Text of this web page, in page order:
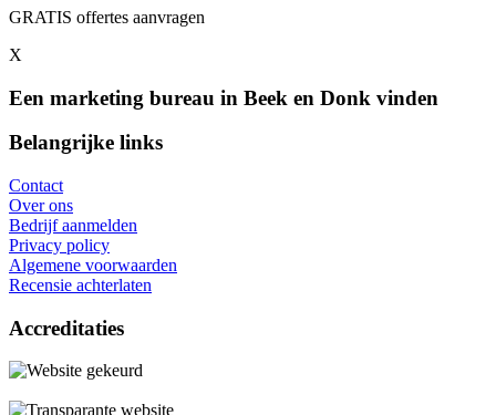
GRATIS offertes aanvragen
X
Een marketing bureau in Beek en Donk vinden
Belangrijke links
Contact
Over ons
Bedrijf aanmelden
Privacy policy
Algemene voorwaarden
Recensie achterlaten
Accreditaties